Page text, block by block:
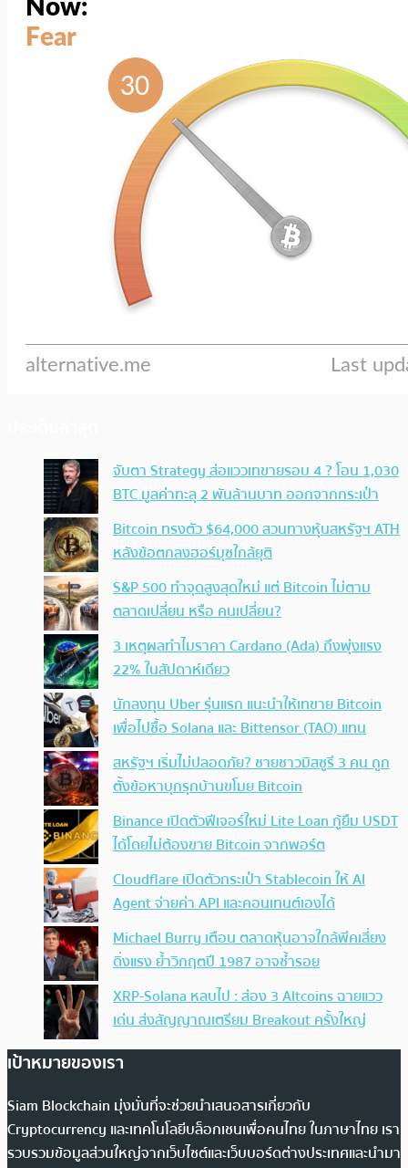
จับตา Strategy ส่อแววเทขายรอบ 4 ? โอน 1,030
BTC มูลค่าทะลุ 2 พันล้านบาท ออกจากกระเป๋า
Bitcoin ทรงตัว $64,000 สวนทางหุ้นสหรัฐฯ ATH
หลังข้อตกลงฮอร์มุซใกล้ยุติ
S&P 500 ทำจุดสูงสุดใหม่ แต่ Bitcoin ไม่ตาม
ตลาดเปลี่ยน หรือ คนเปลี่ยน?
3 เหตุผลทำไมราคา Cardano (Ada) ถึงพุ่งแรง
22% ในสัปดาห์เดียว
นักลงทุน Uber รุ่นแรก แนะนำให้เทขาย Bitcoin
เพื่อไปซื้อ Solana และ Bittensor (TAO) แทน
สหรัฐฯ เริ่มไม่ปลอดภัย? ชายชาวมิสซูรี 3 คน ถูก
ตั้งข้อหาบุกรุกบ้านขโมย Bitcoin
Binance เปิดตัวฟีเจอร์ใหม่ Lite Loan กู้ยืม USDT
ได้โดยไม่ต้องขาย Bitcoin จากพอร์ต
Cloudflare เปิดตัวกระเป๋า Stablecoin ให้ AI
Agent จ่ายค่า API และคอนเทนต์เองได้
Michael Burry เตือน ตลาดหุ้นอาจใกล้พีคเสี่ยง
ดิ่งแรง ย้ำวิกฤตปี 1987 อาจซ้ำรอย
XRP-Solana หลบไป : ส่อง 3 Altcoins ฉายแวว
เด่น ส่งสัญญาณเตรียม Breakout ครั้งใหญ่
เป้าหมายของเรา
Siam Blockchain มุ่งมั่นที่จะช่วยนำเสนอสารเกี่ยวกับ
Cryptocurrency และเทคโนโลยีบล็อกเชนเพื่อคนไทย ในภาษาไทย เรา
รวบรวมข้อมูลส่วนใหญ่จากเว็บไซต์และเว็บบอร์ดต่างประเทศและนำมา